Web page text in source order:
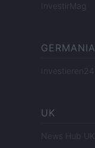
InvestirMag
GERMANIA
Investieren24
UK
News Hub UK